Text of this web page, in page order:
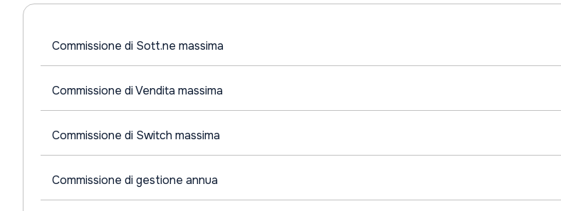
Commissione di Sott.ne massima
Commissione di Vendita massima
Commissione di Switch massima
Commissione di gestione annua